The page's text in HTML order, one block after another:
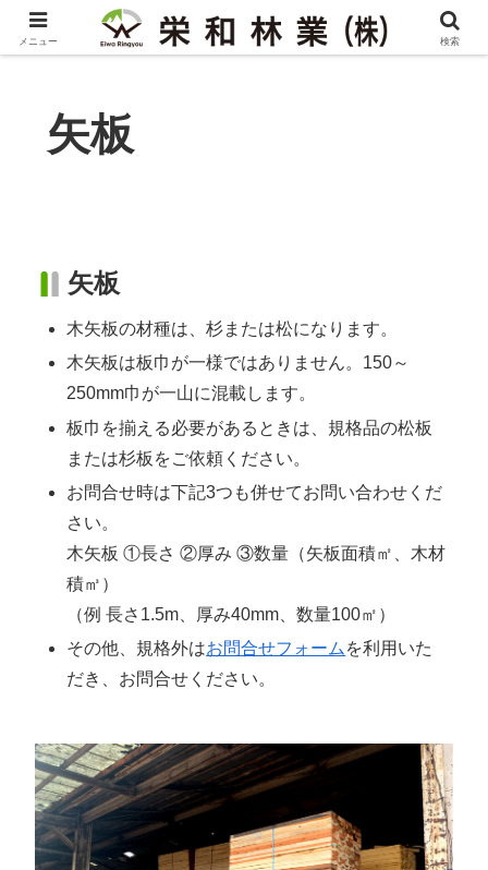
矢板
矢板
木矢板の材種は、杉または松になります。
木矢板は板巾が一様ではありません。150～
250mm巾が一山に混載します。
板巾を揃える必要があるときは、規格品の松板
または杉板をご依頼ください。
お問合せ時は下記3つも併せてお問い合わせくだ
さい。
木矢板 ①長さ ②厚み ③数量（矢板面積㎡、木材
積㎥）
（例 長さ1.5m、厚み40mm、数量100㎡）
その他、規格外はお問合せフォーム を利用いた
だき、お問合せください。
メニュー 検索